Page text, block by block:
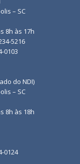
– SC
8h às 17h
5216
0103
do NDI)
– SC
8h às 18h
0124